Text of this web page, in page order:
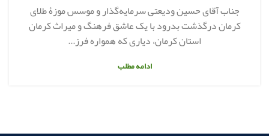
جناب آقای حسین ودیعتی سرمایه‌گذار و موسس موزۀ طلای
کرمان درگذشت بدرود با یک عاشق فرهنگ و میراث کرمان
استان کرمان، دیاری که همواره فرز...
ادامه مطلب